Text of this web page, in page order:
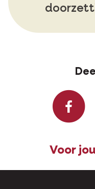
Voor